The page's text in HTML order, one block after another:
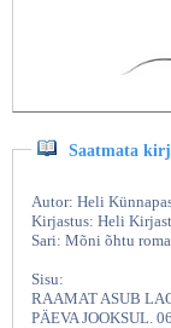
Saatmata
Autor: Heli
Kirjastus: Heli
Sari: Mõni õhtu
Sisu:
RAAMAT ASUB
PÄEVA JOOKSUL.